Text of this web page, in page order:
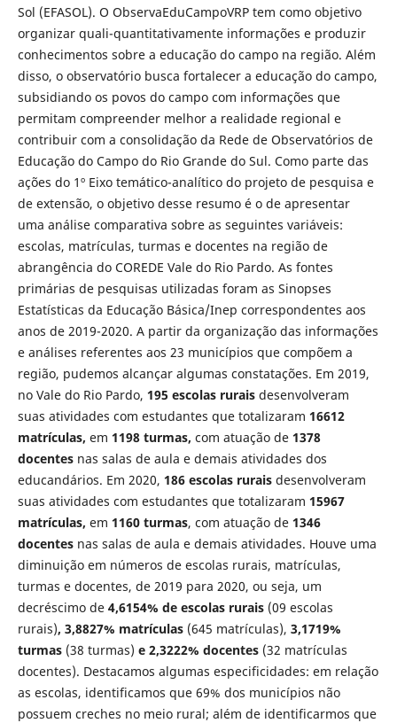
Sol (EFASOL). O ObservaEduCampoVRP tem como objetivo
organizar quali-quantitativamente informações e produzir
conhecimentos sobre a educação do campo na região. Além
disso, o observatório busca fortalecer a educação do campo,
subsidiando os povos do campo com informações que
permitam compreender melhor a realidade regional e
contribuir com a consolidação da Rede de Observatórios de
Educação do Campo do Rio Grande do Sul. Como parte das
ações do 1º Eixo temático-analítico do projeto de pesquisa e
de extensão, o objetivo desse resumo é o de apresentar
uma análise comparativa sobre as seguintes variáveis:
escolas, matrículas, turmas e docentes na região de
abrangência do COREDE Vale do Rio Pardo. As fontes
primárias de pesquisas utilizadas foram as Sinopses
Estatísticas da Educação Básica/Inep correspondentes aos
anos de 2019-2020. A partir da organização das informações
e análises referentes aos 23 municípios que compõem a
região, pudemos alcançar algumas constatações. Em 2019,
no Vale do Rio Pardo, 195 escolas ruraisdesenvolveram
suas atividades com estudantes que totalizaram 16612
matrículas, em 1198 turmas, com atuação de 1378
docentesnas salas de aula e demais atividades dos
educandários. Em 2020, 186 escolas ruraisdesenvolveram
suas atividades com estudantes que totalizaram 15967
matrículas, em 1160 turmas, com atuação de 1346
docentesnas salas de aula e demais atividades. Houve uma
diminuição em números de escolas rurais, matrículas,
turmas e docentes, de 2019 para 2020, ou seja, um
decréscimo de4,6154% de escolas rurais (09 escolas
rurais), 3,8827% matrículas (645 matrículas), 3,1719%
turmas (38 turmas) e 2,3222% docentes (32 matrículas
docentes). Destacamos algumas especificidades: em relação
as escolas, identificamos que 69% dos municípios não
possuem creches no meio rural; além de identificarmos que